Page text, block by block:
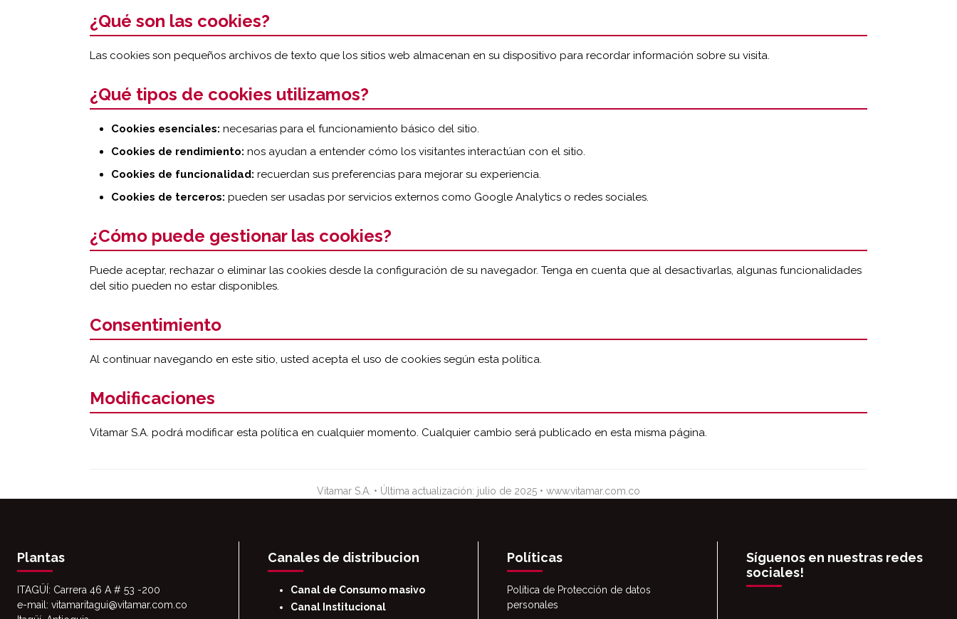
¿Qué son las cookies?
Las cookies son pequeños archivos de texto que los sitios web almacenan en su dispositivo para recordar información sobre su visita.
¿Qué tipos de cookies utilizamos?
Cookies esenciales: necesarias para el funcionamiento básico del sitio.
Cookies de rendimiento: nos ayudan a entender cómo los visitantes interactúan con el sitio.
Cookies de funcionalidad: recuerdan sus preferencias para mejorar su experiencia.
Cookies de terceros: pueden ser usadas por servicios externos como Google Analytics o redes sociales.
¿Cómo puede gestionar las cookies?
Puede aceptar, rechazar o eliminar las cookies desde la configuración de su navegador. Tenga en cuenta que al desactivarlas, algunas funcionalidades
del sitio pueden no estar disponibles.
Consentimiento
Al continuar navegando en este sitio, usted acepta el uso de cookies según esta política.
Modificaciones
Vitamar S.A. podrá modificar esta política en cualquier momento. Cualquier cambio será publicado en esta misma página.
Vitamar S.A. • Última actualización: julio de 2025 • www.vitamar.com.co
Plantas
ITAGÜÍ: Carrera 46 A # 53 -200
e-mail: vitamaritagui@vitamar.com.co
Canales de distribucion
Canal de Consumo masivo
Canal Institucional
Políticas
Política de Protección de datos
personales
Síguenos en nuestras redes
sociales!